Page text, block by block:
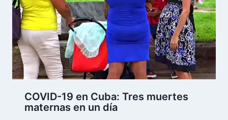
COVID-19 en Cuba: Tres muertes
maternas en un día